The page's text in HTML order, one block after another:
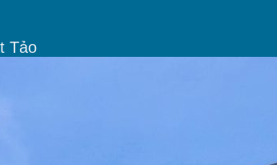
Tảo